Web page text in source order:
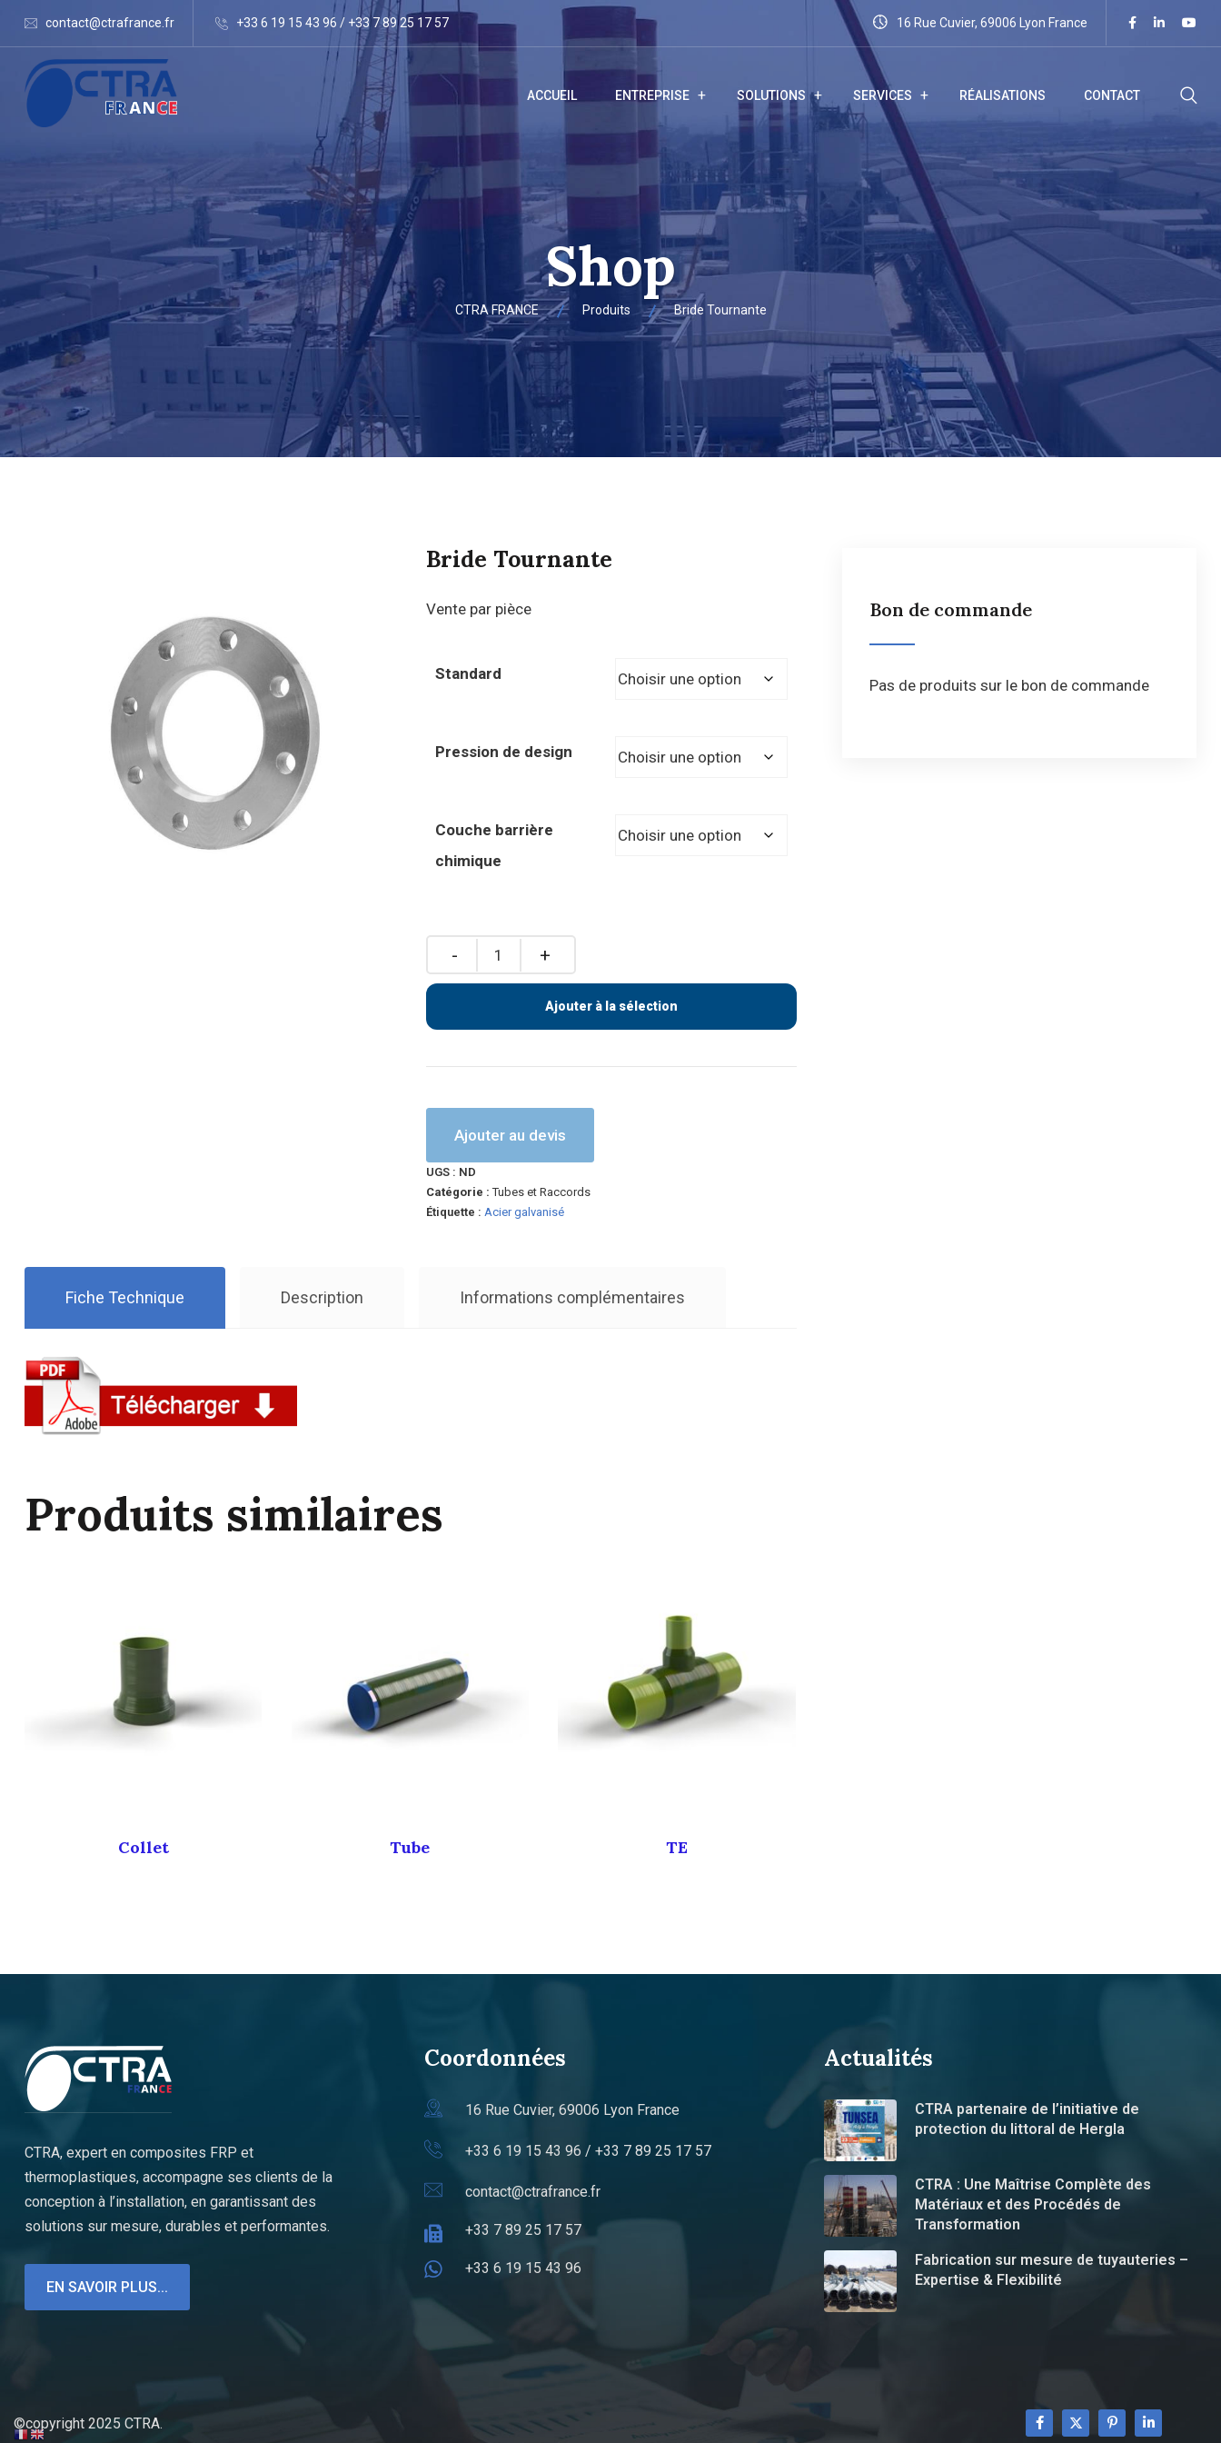
contact@ctrafrance.fr +33 6 19 15 43 96 / +33 7 89 25 17 57 16 Rue Cuvier, 69006 Lyon France
ACCUEIL ENTREPRISE SOLUTIONS SERVICES RÉALISATIONS CONTACT
Shop
CTRA FRANCE Produits Bride Tournante
Bride Tournante
Vente par pièce
Standard
Pression de design
Couche barrière
chimique
Ajouter à la sélection
Ajouter au devis
UGS : ND
Catégorie :Tubes et Raccords
Étiquette : Acier galvanisé
Fiche Technique Description Informations complémentaires
Produits similaires
Collet Tube TE
Bon de commande
Pas de produits sur le bon de commande
CTRA, expert en composites FRP et
thermoplastiques, accompagne ses clients de la
conception à l’installation, en garantissant des
solutions sur mesure, durables et performantes.
EN SAVOIR PLUS...
Coordonnées
16 Rue Cuvier, 69006 Lyon France
+33 6 19 15 43 96 / +33 7 89 25 17 57
contact@ctrafrance.fr
+33 7 89 25 17 57
+33 6 19 15 43 96
Actualités
CTRA partenaire de l’initiative de
protection du littoral de Hergla
CTRA : Une Maîtrise Complète des
Matériaux et des Procédés de
Transformation
Fabrication sur mesure de tuyauteries –
Expertise & Flexibilité
©copyright 2025 CTRA.